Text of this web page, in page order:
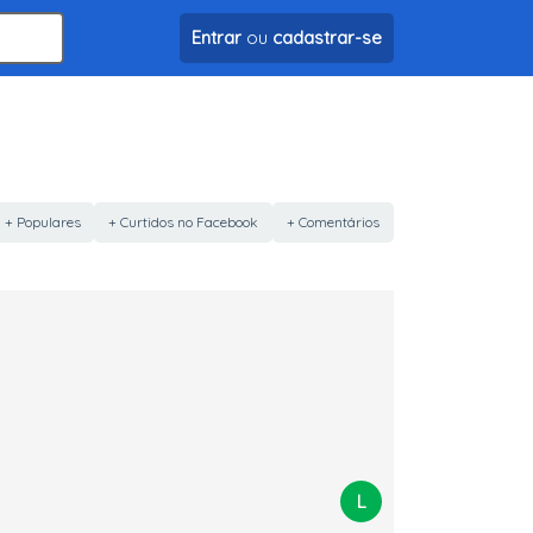
Entrar ou cadastrar-se
+ Populares + Curtidos no Facebook + Comentários
L